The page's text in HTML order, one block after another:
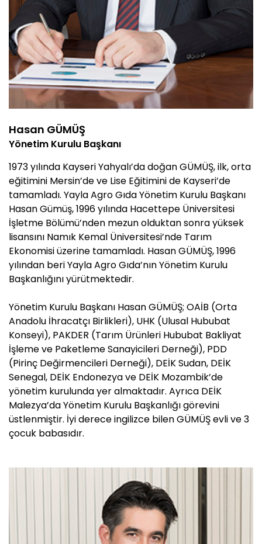
Hasan GÜMÜŞ
Yönetim Kurulu Başkanı
1973 yılında Kayseri Yahyalı’da doğan GÜMÜŞ, ilk, orta
eğitimini Mersin’de ve Lise Eğitimini de Kayseri’de
tamamladı. Yayla Agro Gıda Yönetim Kurulu Başkanı
Hasan Gümüş, 1996 yılında Hacettepe Üniversitesi
İşletme Bölümü’nden mezun olduktan sonra yüksek
lisansını Namık Kemal Üniversitesi’nde Tarım
Ekonomisi üzerine tamamladı. Hasan GÜMÜŞ, 1996
yılından beri Yayla Agro Gıda’nın Yönetim Kurulu
Başkanlığını yürütmektedir.
Yönetim Kurulu Başkanı Hasan GÜMÜŞ; OAİB (Orta
Anadolu İhracatçı Birlikleri), UHK (Ulusal Hububat
Konseyi), PAKDER (Tarım Ürünleri Hububat Bakliyat
İşleme ve Paketleme Sanayicileri Derneği), PDD
(Pirinç Değirmencileri Derneği), DEİK Sudan, DEİK
Senegal, DEİK Endonezya ve DEİK Mozambik’de
yönetim kurulunda yer almaktadır. Ayrıca DEİK
Malezya’da Yönetim Kurulu Başkanlığı görevini
üstlenmiştir. İyi derece ingilizce bilen GÜMÜŞ evli ve 3
çocuk babasıdır.